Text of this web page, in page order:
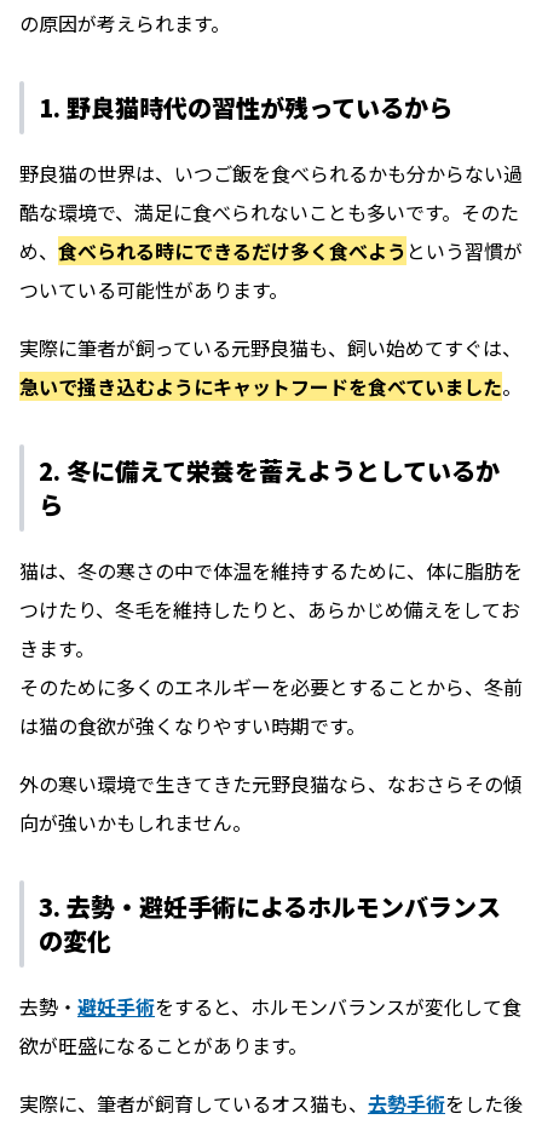
の原因が考えられます。
1. 野良猫時代の習性が残っているから
野良猫の世界は、いつご飯を食べられるかも分からない過
酷な環境で、満足に食べられないことも多いです。そのた
め、 食べられる時にできるだけ多く食べよう という習慣が
ついている可能性があります。
実際に筆者が飼っている元野良猫も、飼い始めてすぐは、
急いで掻き込むようにキャットフードを食べていました。
2. 冬に備えて栄養を蓄えようとしているか
ら
猫は、冬の寒さの中で体温を維持するために、体に脂肪を
つけたり、冬毛を維持したりと、あらかじめ備えをしてお
きます。
そのために多くのエネルギーを必要とすることから、冬前
は猫の食欲が強くなりやすい時期です。
外の寒い環境で生きてきた元野良猫なら、なおさらその傾
向が強いかもしれません。
3. 去勢・避妊手術によるホルモンバランス
の変化
去勢・ 避妊手術をすると、ホルモンバランスが変化して食
欲が旺盛になることがあります。
実際に、筆者が飼育しているオス猫も、 去勢手術をした後